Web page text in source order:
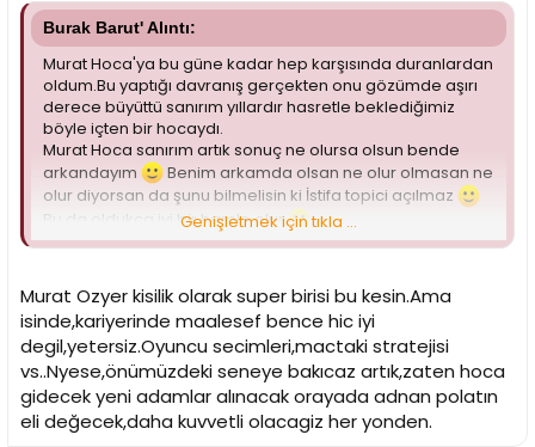
Burak Barut' Alıntı:
Murat Hoca'ya bu güne kadar hep karşısında duranlardan
oldum.Bu yaptığı davranış gerçekten onu gözümde aşırı
derece büyüttü sanırım yıllardır hasretle beklediğimiz
böyle içten bir hocaydı.
Murat Hoca sanırım artık sonuç ne olursa olsun bende
arkandayım
Benim arkamda olsan ne olur olmasan ne
olur diyorsan da şunu bilmelisin ki İstifa topici açılmaz
Bu da oldukça iyi bir hamle olur
kahvltıyı kaçıran arkadaşlara yazık olmuş
Resim var
mıdır Eyüp Abi
Genişletmek için tıkla ...
Murat Ozyer kisilik olarak super birisi bu kesin.Ama
isinde,kariyerinde maalesef bence hic iyi
degil,yetersiz.Oyuncu secimleri,mactaki stratejisi
vs..Nyese,önümüzdeki seneye bakıcaz artık,zaten hoca
gidecek yeni adamlar alınacak orayada adnan polatın
eli değecek,daha kuvvetli olacagiz her yonden.